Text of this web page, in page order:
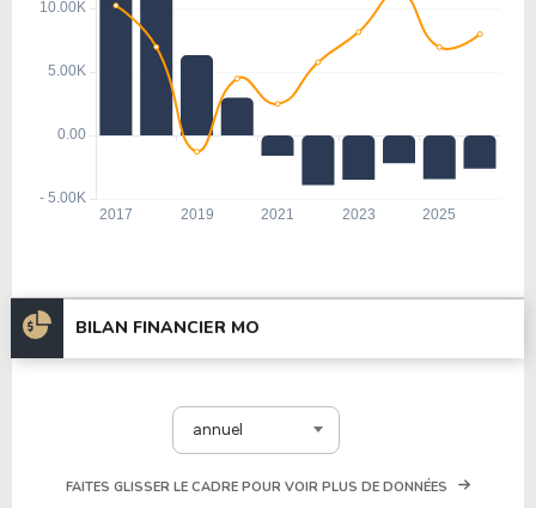
BILAN FINANCIER MO
annuel
FAITES GLISSER LE CADRE POUR VOIR PLUS DE DONNÉES